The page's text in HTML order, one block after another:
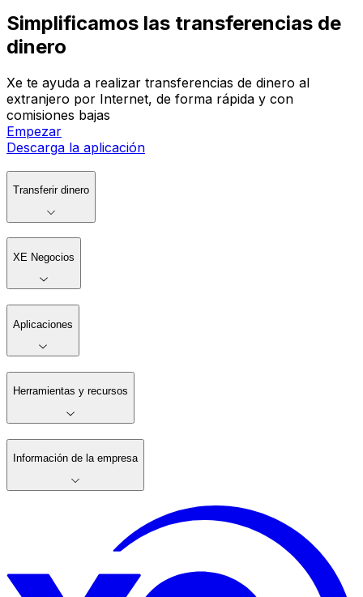
Simplificamos las transferencias de
dinero
Xe te ayuda a realizar transferencias de dinero al
extranjero por Internet, de forma rápida y con
comisiones bajas
Empezar
Descarga la aplicación
Transferir dinero
XE Negocios
Aplicaciones
Herramientas y recursos
Información de la empresa